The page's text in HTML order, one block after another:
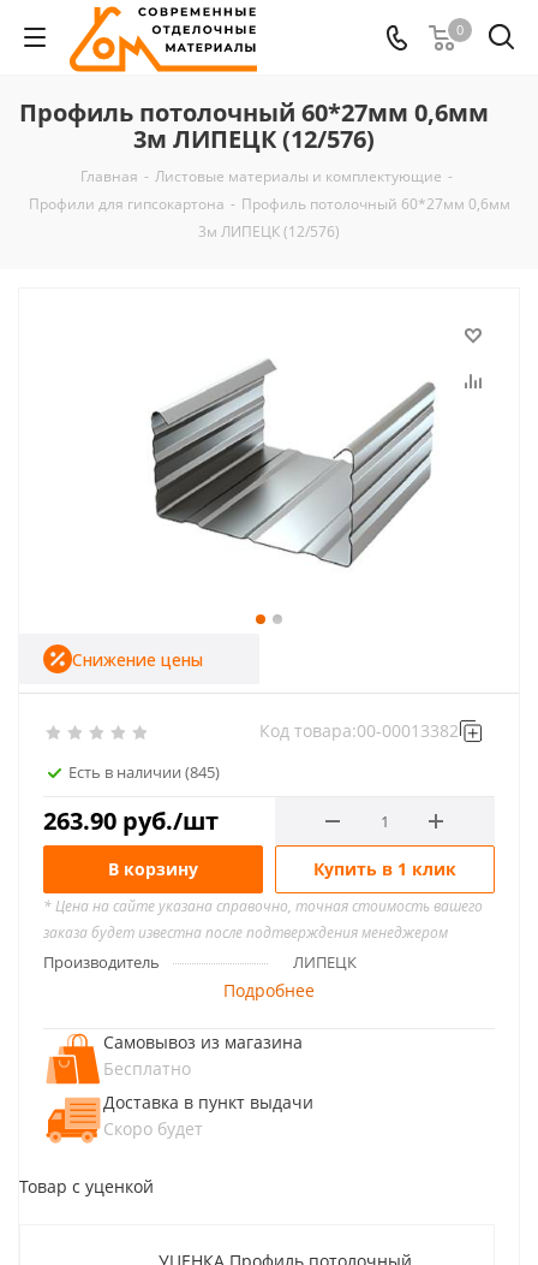
0
Профиль потолочный 60*27мм 0,6мм
3м ЛИПЕЦК (12/576)
Главная - Листовые материалы и комплектующие -
Профили для гипсокартона - Профиль потолочный 60*27мм 0,6мм
3м ЛИПЕЦК (12/576)
Есть в наличии (845)
Код товара:00-00013382
263.90 руб./шт
Снижение цены
В корзину Купить в 1 клик
* Цена на сайте указана справочно, точная стоимость вашего
заказа будет известна после подтверждения менеджером
Производитель ЛИПЕЦК
Подробнее
Самовывоз из магазина
Бесплатно
Доставка в пункт выдачи
Скоро будет
Товар с уценкой